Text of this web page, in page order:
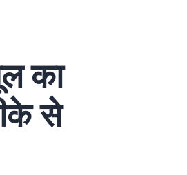
का
से